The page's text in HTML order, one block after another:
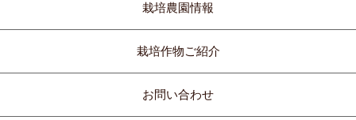
栽培農園情報
栽培作物ご紹介
お問い合わせ